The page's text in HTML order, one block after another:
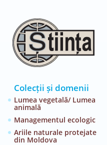
Colecții și domenii
Lumea vegetală/ Lumea
animală
Managementul ecologic
Ariile naturale protejate
din Moldova